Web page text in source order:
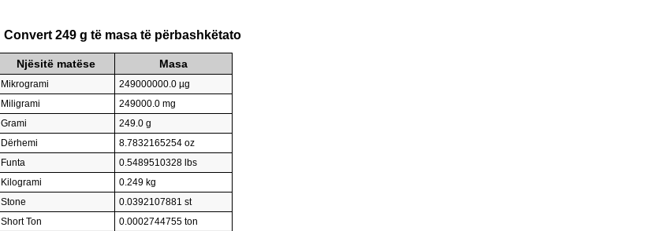
Convert 249 g të masa të përbashkëtato
Njësitë matëse Masa
Mikrogrami
249000000.0 µg
Miligrami
249000.0 mg
Grami
249.0 g
Dërhemi
8.7832165254 oz
Funta
0.5489510328 lbs
Kilogrami
0.249 kg
Stone
0.0392107881 st
Short Ton
0.0002744755 ton